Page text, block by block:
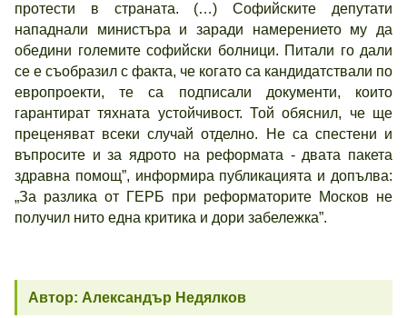
протести в страната. (…) Софийските депутати
нападнали министъра и заради намерението му да
обедини големите софийски болници. Питали го дали
се е съобразил с факта, че когато са кандидатствали по
европроекти, те са подписали документи, които
гарантират тяхната устойчивост. Той обяснил, че ще
преценяват всеки случай отделно. Не са спестени и
въпросите и за ядрото на реформата - двата пакета
здравна помощ”, информира публикацията и допълва:
„За разлика от ГЕРБ при реформаторите Москов не
получил нито една критика и дори забележка”.
Автор: Александър Недялков